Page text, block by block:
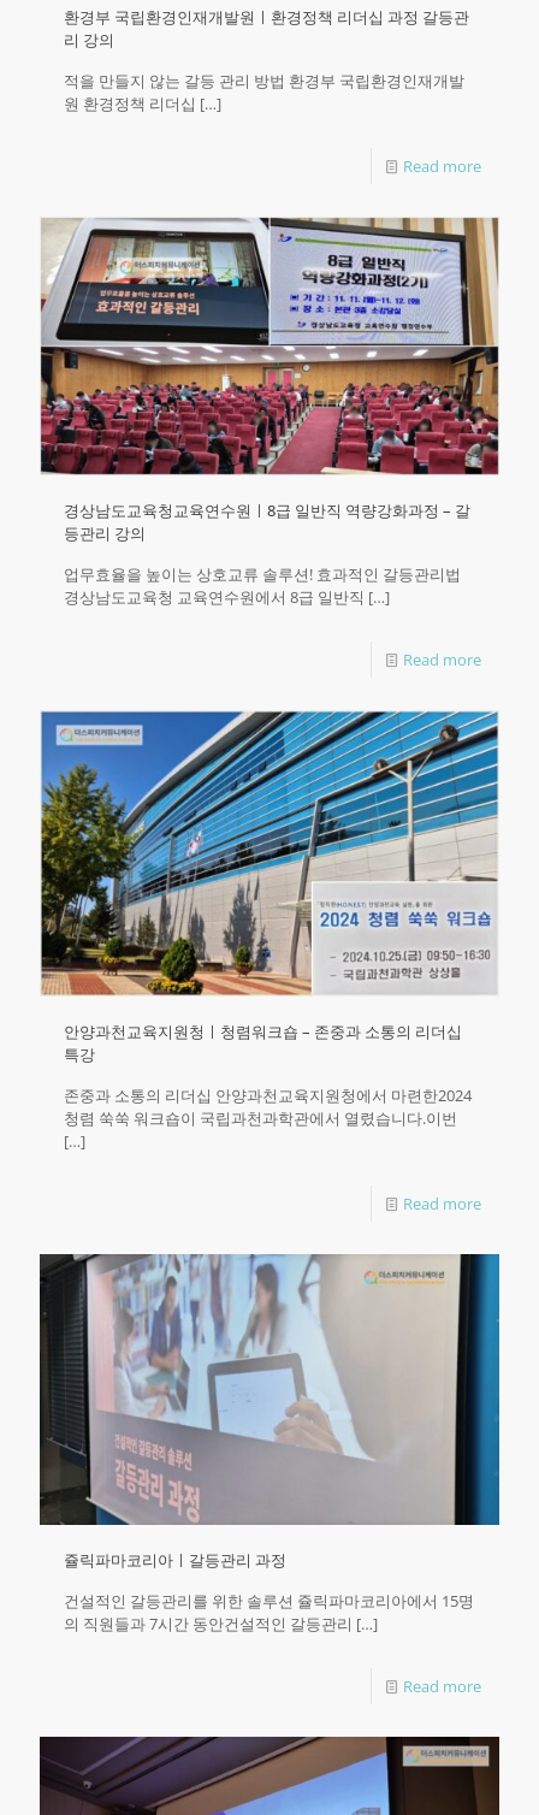
환경부 국립환경인재개발원ㅣ환경정책 리더십 과정 갈등관
리 강의
적을 만들지 않는 갈등 관리 방법 환경부 국립환경인재개발
원 환경정책 리더십 […]
Read more
경상남도교육청교육연수원ㅣ8급 일반직 역량강화과정 – 갈
등관리 강의
업무효율을 높이는 상호교류 솔루션! 효과적인 갈등관리법
경상남도교육청 교육연수원에서 8급 일반직 […]
Read more
안양과천교육지원청ㅣ청렴워크숍 – 존중과 소통의 리더십
특강
존중과 소통의 리더십 안양과천교육지원청에서 마련한2024
청렴 쑥쑥 워크숍이 국립과천과학관에서 열렸습니다.이번
[…]
Read more
쥴릭파마코리아ㅣ갈등관리 과정
건설적인 갈등관리를 위한 솔루션 쥴릭파마코리아에서 15명
의 직원들과 7시간 동안건설적인 갈등관리 […]
Read more